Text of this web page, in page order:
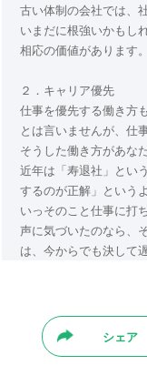
古い体制の会社では、
いまだに根強いかもし
相応の価値があります。
２．キャリア優先
仕事を優先する働き方
とは言いませんが、仕
そうした働き方があな
近年は「寿退社」とい
するのが正解」という
いっそのこと仕事に打
声に気づいたのなら、
は、今からでも決して
シェア